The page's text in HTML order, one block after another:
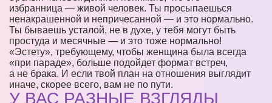
избранница — живой человек. Ты просыпаешься
ненакрашенной и непричесанной — и это нормально.
Ты бываешь усталой, не в духе, у тебя могут быть
простуда и месячные — и это тоже нормально!
«Эстету», требующему, чтобы женщина была всегда
«при параде», больше подойдет формат встреч,
а не брака. И если твой план на отношения выглядит
иначе, скорее всего, вам не по пути.
У ВАС РАЗНЫЕ ВЗГЛЯДЫ